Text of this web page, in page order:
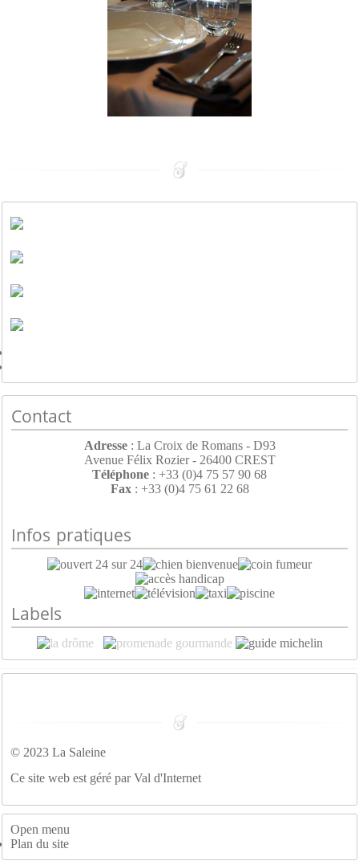
Contact
Adresse: La Croix de Romans - D93
Avenue Félix Rozier - 26400 CREST
Téléphone : +33 (0)4 75 57 90 68
Fax: +33 (0)4 75 61 22 68
Infos pratiques
Labels
© 2023 La Saleine
Ce site web est géré par Val d'Internet
Open menu
Plan du site